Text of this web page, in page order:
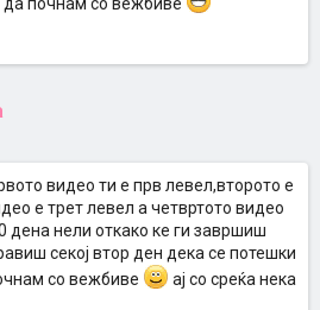
видео ти е прв левел,второто е
е трет левел а четвртото видео
дена нели откако ке ги завршиш
секој втор ден дека се потешки
со вежбиве
ај со среќа нека